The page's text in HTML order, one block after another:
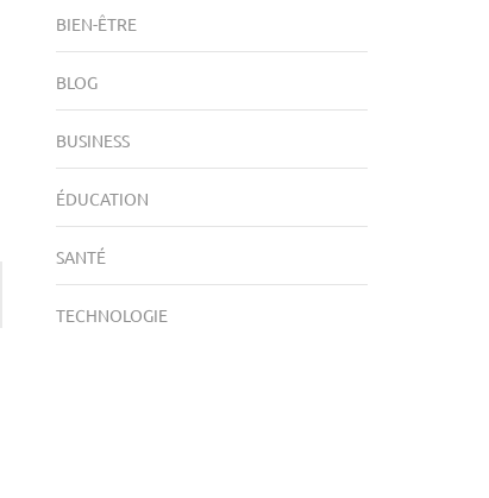
BIEN-ÊTRE
BLOG
BUSINESS
ÉDUCATION
SANTÉ
TECHNOLOGIE